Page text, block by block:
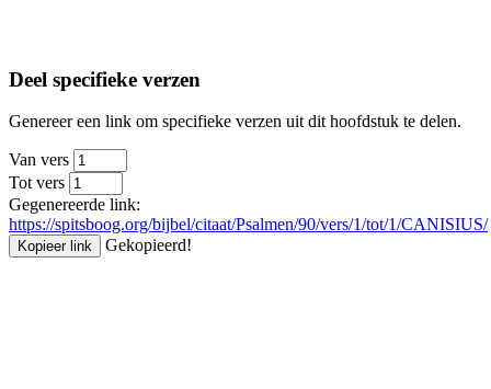
Deel specifieke verzen
Genereer een link om specifieke verzen uit dit hoofdstuk te delen.
Van vers
Tot vers
Gegenereerde link:
https://spitsboog.org/bijbel/citaat/Psalmen/90/vers/1/tot/1/CANISIUS/
Kopieer link Gekopieerd!